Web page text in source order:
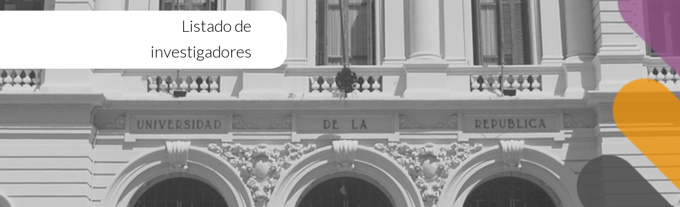
Listado de
investigadores